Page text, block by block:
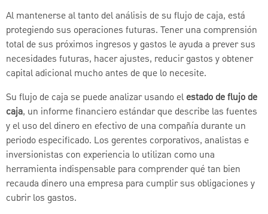
Al mantenerse al tanto del análisis de su flujo de caja, está
protegiendo sus operaciones futuras. Tener una comprensión
total de sus próximos ingresos y gastos le ayuda a prever sus
necesidades futuras, hacer ajustes, reducir gastos y obtener
capital adicional mucho antes de que lo necesite.
Su flujo de caja se puede analizar usando el estado de flujo de
caja, un informe financiero estándar que describe las fuentes
y el uso del dinero en efectivo de una compañía durante un
periodo especificado. Los gerentes corporativos, analistas e
inversionistas con experiencia lo utilizan como una
herramienta indispensable para comprender qué tan bien
recauda dinero una empresa para cumplir sus obligaciones y
cubrir los gastos.